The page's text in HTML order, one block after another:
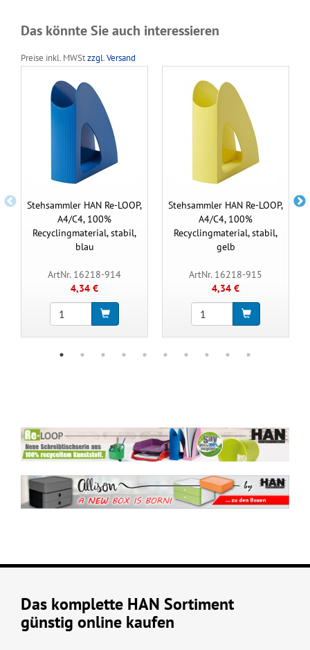
Das könnte Sie auch interessieren
Preise inkl. MWStzzgl. Versand
Stehsammler HAN Re-LOOP,
A4/C4, 100%
Recyclingmaterial, stabil,
blau
ArtNr. 16218-914
4,34 €
Stehsammler HAN Re-LOOP,
A4/C4, 100%
Recyclingmaterial, stabil,
gelb
ArtNr. 16218-915
4,34 €
Das komplette HAN Sortiment
günstig online kaufen